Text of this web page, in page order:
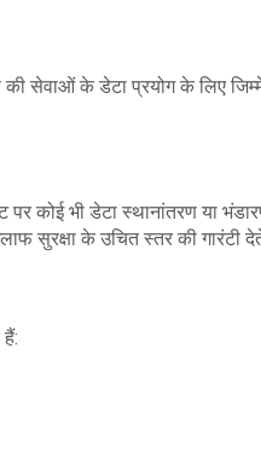
सेवाओं के डेटा प्रयोग के लिए
कोई भी डेटा स्थानांतरण या
सुरक्षा के उचित स्तर की गारंटी